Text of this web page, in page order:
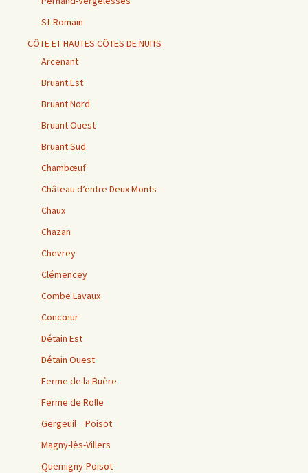
St-Romain
CÔTE ET HAUTES CÔTES DE NUITS
Arcenant
Bruant Est
Bruant Nord
Bruant Ouest
Bruant Sud
Chambœuf
Château d’entre Deux Monts
Chaux
Chazan
Chevrey
Clémencey
Combe Lavaux
Concœur
Détain Est
Détain Ouest
Ferme de la Buère
Ferme de Rolle
Gergeuil _ Poisot
Magny-lès-Villers
Quemigny-Poisot